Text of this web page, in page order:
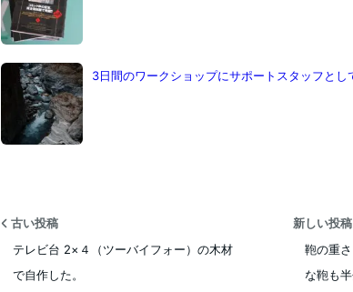
3日間のワークショップにサポートスタッフとし
古い投稿
テレビ台 2×４（ツーバイフォー）の木材
で自作した。
新しい投稿
鞄の重
な鞄も